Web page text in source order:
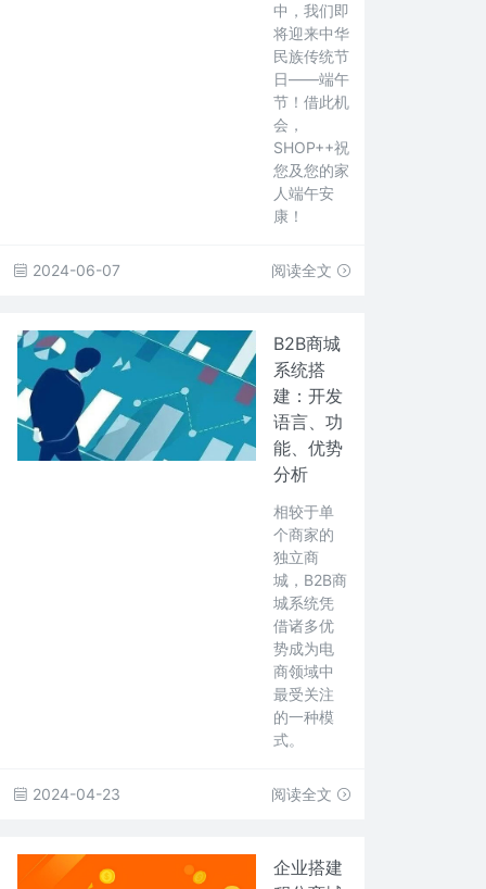
中，我们即
将迎来中华
民族传统节
日——端午
节！借此机
会，
SHOP++祝
您及您的家
人端午安
康！
2024-06-07 阅读全文
B2B商城
系统搭
建：开发
语言、功
能、优势
分析
相较于单
个商家的
独立商
城，B2B商
城系统凭
借诸多优
势成为电
商领域中
最受关注
的一种模
式。
2024-04-23 阅读全文
企业搭建